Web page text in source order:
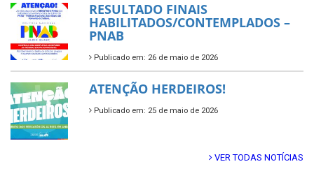
RESULTADO FINAIS
HABILITADOS/CONTEMPLADOS –
PNAB
Publicado em: 26 de maio de 2026
ATENÇÃO HERDEIROS!
Publicado em: 25 de maio de 2026
VER TODAS NOTÍCIAS